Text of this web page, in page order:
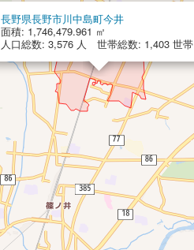
長野県長野市川中島町今井
面積: 1,746,479.961 ㎡
人口総数: 3,576 人 世帯総数: 1,403 世帯